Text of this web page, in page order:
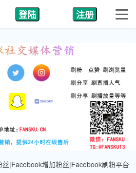
登陆 注册
丝|Facebook增加粉丝|Facebook刷粉平台